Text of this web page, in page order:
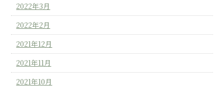
2022年3月
2022年2月
2021年12月
2021年11月
2021年10月